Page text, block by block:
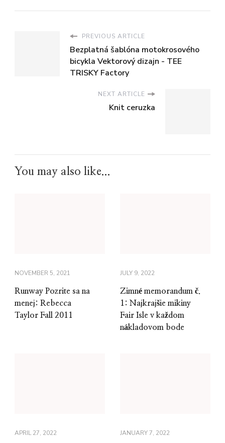
PREVIOUS ARTICLE
Bezplatná šablóna motokrosového
bicykla Vektorový dizajn - TEE
TRISKY Factory
NEXT ARTICLE
Knit ceruzka
You may also like...
NOVEMBER 5, 2021
Runway Pozrite sa na
menej: Rebecca
Taylor Fall 2011
JULY 9, 2022
Zimné memorandum č.
1: Najkrajšie mikiny
Fair Isle v každom
nákladovom bode
APRIL 27, 2022 JANUARY 7, 2022